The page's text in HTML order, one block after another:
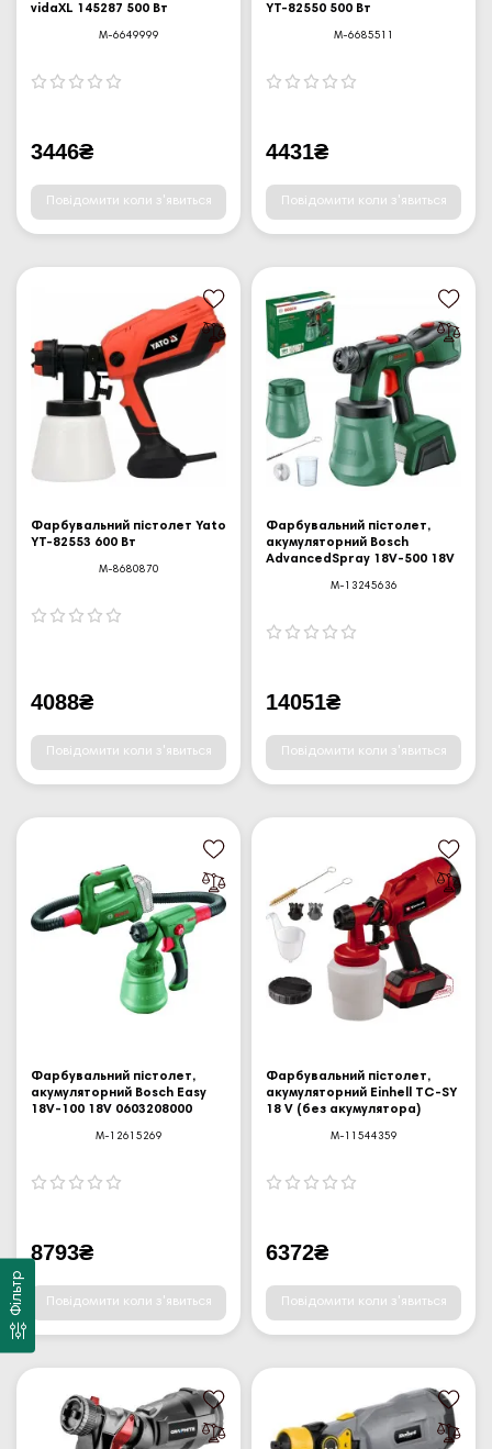
Фільтр
vidaXL 145287 500 Вт
M-6649999
3446₴
Повідомити коли з'явиться
YT-82550 500 Вт
M-6685511
4431₴
Повідомити коли з'явиться
Фарбувальний пістолет Yato
YT-82553 600 Вт
M-8680870
4088₴
Повідомити коли з'явиться
Фарбувальний пістолет,
акумуляторний Bosch
AdvancedSpray 18V-500 18V
M-13245636
14051₴
Повідомити коли з'явиться
Фарбувальний пістолет,
акумуляторний Bosch Easy
18V-100 18V 0603208000
M-12615269
8793₴
Повідомити коли з'явиться
Фарбувальний пістолет,
акумуляторний Einhell TC-SY
18 V (без акумулятора)
M-11544359
6372₴
Повідомити коли з'явиться